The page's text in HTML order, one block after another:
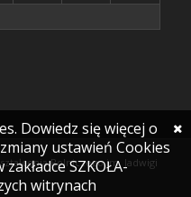
Rolniczego im. Jadwigi
Dowiedz się więcej o
ustawień Cookies
SZKOŁA-
witrynach